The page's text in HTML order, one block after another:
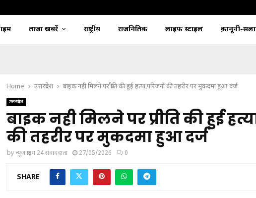
क्राइम ताजा खबरें राष्ट्रीय राजनितिक लाइफ स्टाइल क़ानूनी-
Home उत्तरप्रदेश बाइक नही मिलने पर प्रीति की हुई हत्या,परिजनों की तहरीर पर मुकदमा हुआ दर्ज
उत्तरप्रदेश
बाइक नही मिलने पर प्रीति की हुई
की तहरीर पर मुकदमा हुआ दर्ज
byन्यूज़ क्राइम 24 संवाददाता 27/05/2026 0
SHARE